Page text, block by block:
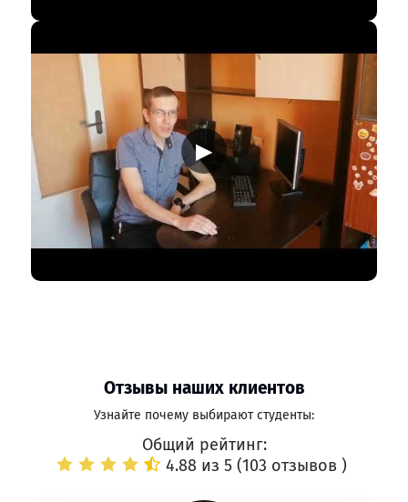
▶
Отзывы наших клиентов
Узнайте почему выбирают студенты:
Общий рейтинг:
4.88 из 5 (103 отзывов )